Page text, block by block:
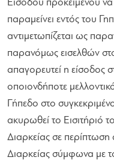
Εισόδου προκειμένου να
παραμείνει εντός του
αντιμετωπίζεται ως
παρανόμως εισελθών
απαγορευτεί η είσοδος
οποιονδήποτε
Γήπεδο στο
ακυρωθεί το Εισιτήριό
Διαρκείας σε
Διαρκείας σύμφωνα με